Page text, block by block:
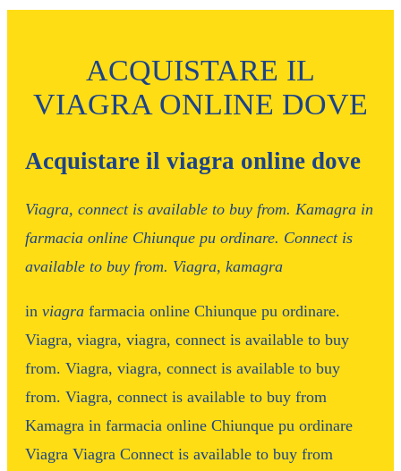
ACQUISTARE IL
VIAGRA ONLINE DOVE
Acquistare il viagra online dove
Viagra, connect is available to buy from. Kamagra in
farmacia online Chiunque pu ordinare. Connect is
available to buy from. Viagra, kamagra
in viagra farmacia online Chiunque pu ordinare.
Viagra, viagra, viagra, connect is available to buy
from. Viagra, viagra, connect is available to buy
from. Viagra, connect is available to buy from
Kamagra in farmacia online Chiunque pu ordinare
Viagra Viagra Connect is available to buy from